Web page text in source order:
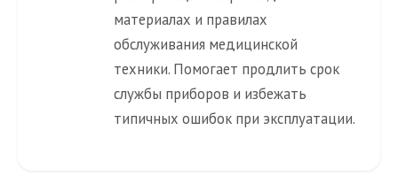
материалах и правилах
обслуживания медицинской
техники. Помогает продлить срок
службы приборов и избежать
типичных ошибок при эксплуатации.